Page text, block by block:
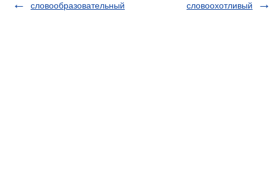
словообразовательный
словоохотливый